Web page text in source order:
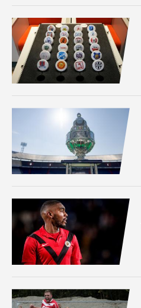
Eurojackpot Vrouwen
Eredivisie
Eredivisie met het laatste
nieuws, programma,
standen en alle
samenvattingen.
De online assistent voor alle
jeugdtrainers van Nederland.